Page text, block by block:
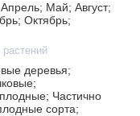
Май; Август;
Октябрь;
растений
деревья;
Частично
сорта;